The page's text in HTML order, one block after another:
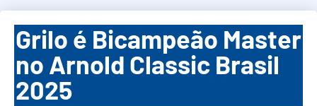
Grilo é Bicampeão Master
no Arnold Classic Brasil
2025